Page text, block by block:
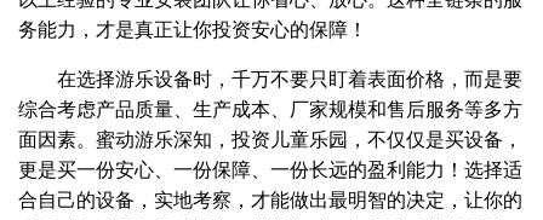
务能力，才是真正让你投资安心的保障！
在选择游乐设备时，千万不要只盯着表面价格，而是要
综合考虑产品质量、生产成本、厂家规模和售后服务等多方
面因素。蜜动游乐深知，投资儿童乐园，不仅仅是买设备，
更是买一份安心、一份保障、一份长远的盈利能力！选择适
合自己的设备，实地考察，才能做出最明智的决定，让你的